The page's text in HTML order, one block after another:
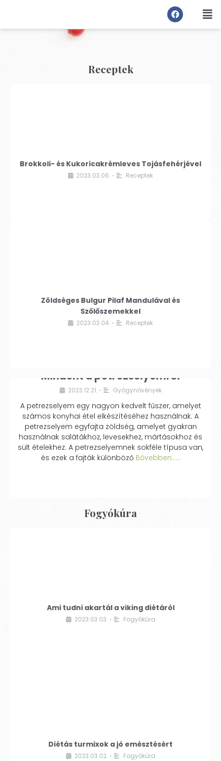
Receptek
Brokkoli- és Kukoricakrémleves Tojásfehérjével
2023.03.06. • Receptek
Zöldséges Bulgur Pilaf Mandulával és
Szőlőszemekkel
2023.03.04. • Receptek
Mindent a petrezselyemről
2023.12.21. • Gyógynövények
A petrezselyem egy nagyon kedvelt fűszer, amelyet
számos konyhai étel elkészítéséhez használnak. A
petrezselyem egyfajta zöldség, amelyet gyakran
használnak salátákhoz, levesekhez, mártásokhoz és
sült ételekhez. A petrezselyemnek sokféle típusa van,
és ezek a fajták különbözőBővebben...…
Fogyókúra
Ami tudni akartál a viking diétáról
2023.03.03. • Fogyókúra
Diétás turmixok a jó emésztésért
2023.03.02. • Fogyókúra